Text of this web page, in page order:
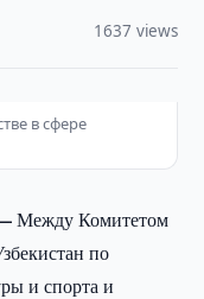
1637 views
в сфере
—Между Комитетом
по
и спорта и